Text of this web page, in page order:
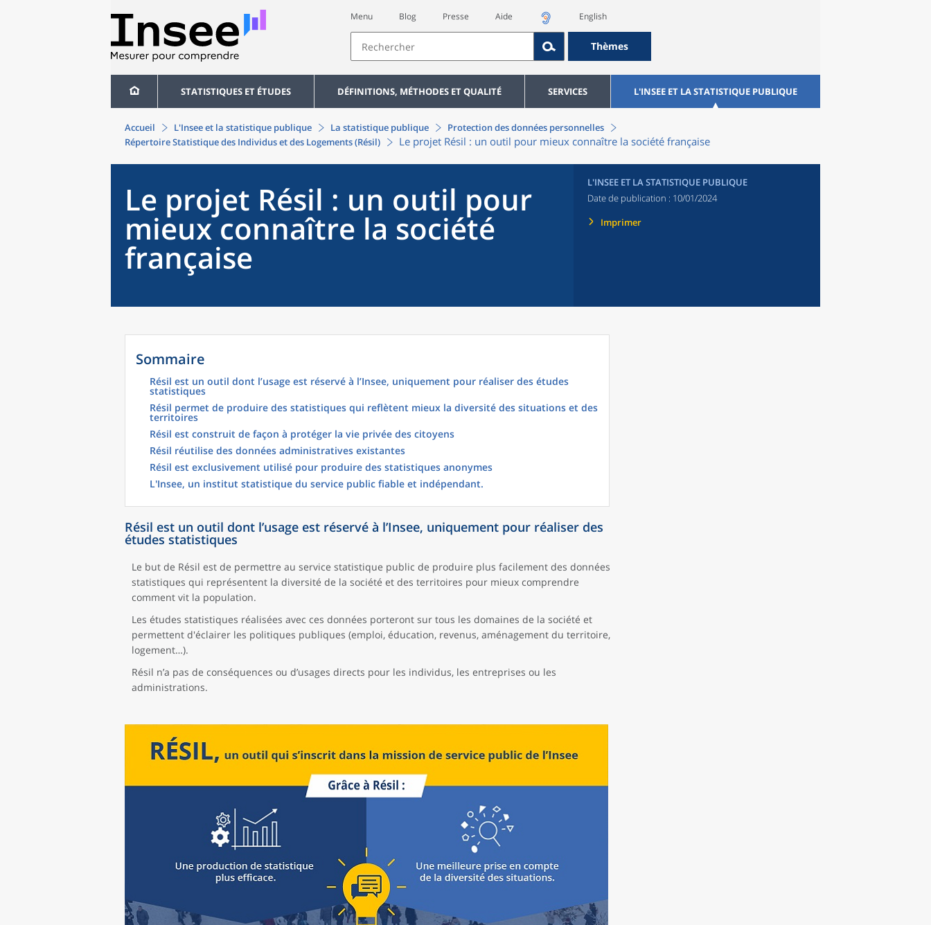
Menu Blog Presse Aide English
Thèmes
STATISTIQUES ET ÉTUDES DÉFINITIONS, MÉTHODES ET QUALITÉ SERVICES L'INSEE ET LA STATISTIQUE PUBLIQUE
Accueil L'Insee et la statistique publique La statistique publique
Protection des données personnelles
Répertoire Statistique des Individus et des Logements (Résil)
Le projet Résil : un outil pour mieux connaître la société française
Le projet Résil : un outil pour
mieux connaître la société
française
L'INSEE ET LA STATISTIQUE PUBLIQUE
Date de publication : 10/01/2024
Imprimer
Sommaire
Résil est un outil dont l’usage est réservé à l’Insee, uniquement pour réaliser des études
statistiques
Résil permet de produire des statistiques qui reflètent mieux la diversité des situations et des
territoires
Résil est construit de façon à protéger la vie privée des citoyens
Résil réutilise des données administratives existantes
Résil est exclusivement utilisé pour produire des statistiques anonymes
L'Insee, un institut statistique du service public fiable et indépendant.
Résil est un outil dont l’usage est réservé à l’Insee, uniquement pour réaliser des
études statistiques
Le but de Résil est de permettre au service statistique public de produire plus facilement des données
statistiques qui représentent la diversité de la société et des territoires pour mieux comprendre
comment vit la population.
Les études statistiques réalisées avec ces données porteront sur tous les domaines de la société et
permettent d'éclairer les politiques publiques (emploi, éducation, revenus, aménagement du territoire,
logement…).
Résil n’a pas de conséquences ou d’usages directs pour les individus, les entreprises ou les
administrations.